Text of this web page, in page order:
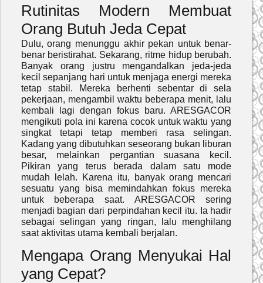
Rutinitas Modern Membuat
Orang Butuh Jeda Cepat
Dulu, orang menunggu akhir pekan untuk benar-
benar beristirahat. Sekarang, ritme hidup berubah.
Banyak orang justru mengandalkan jeda-jeda
kecil sepanjang hari untuk menjaga energi mereka
tetap stabil. Mereka berhenti sebentar di sela
pekerjaan, mengambil waktu beberapa menit, lalu
kembali lagi dengan fokus baru. ARESGACOR
mengikuti pola ini karena cocok untuk waktu yang
singkat tetapi tetap memberi rasa selingan.
Kadang yang dibutuhkan seseorang bukan liburan
besar, melainkan pergantian suasana kecil.
Pikiran yang terus berada dalam satu mode
mudah lelah. Karena itu, banyak orang mencari
sesuatu yang bisa memindahkan fokus mereka
untuk beberapa saat. ARESGACOR sering
menjadi bagian dari perpindahan kecil itu. Ia hadir
sebagai selingan yang ringan, lalu menghilang
saat aktivitas utama kembali berjalan.
Mengapa Orang Menyukai Hal
yang Cepat?